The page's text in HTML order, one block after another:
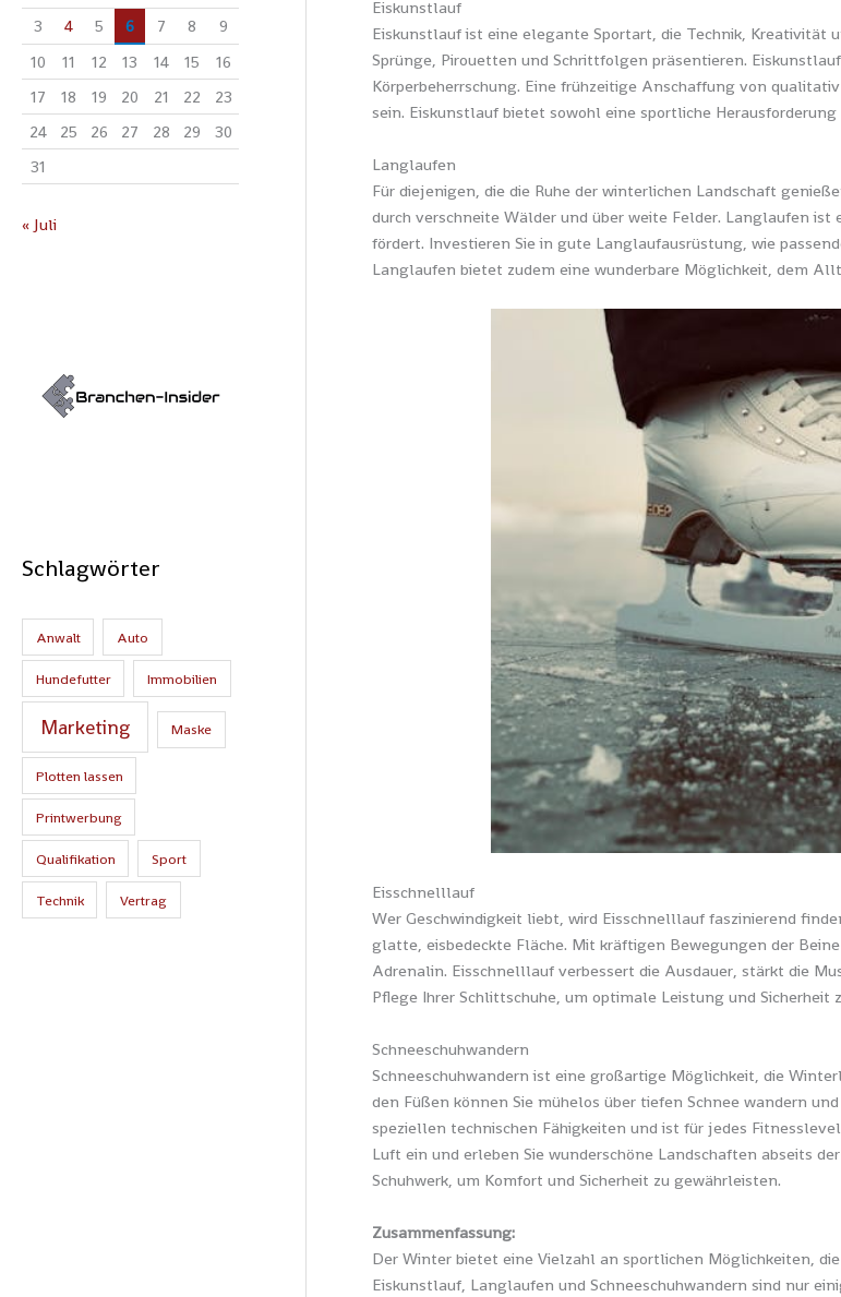
3
4 5 6 7 8
9
10
11 12 13 14 15
16
17
18 19 20 21 22
23
24
25 26 27 28 29
30
31
« Juli
Schlagwörter
Anwalt Auto
Hundefutter Immobilien
Marketing Maske
Plotten lassen
Printwerbung
Qualifikation Sport
Technik Vertrag
Eiskunstlauf
Eiskunstlauf ist eine elegante Sportart, die Technik, Kreativität
Sprünge, Pirouetten und Schrittfolgen präsentieren.
Körperbeherrschung. Eine frühzeitige Anschaffung von
sein. Eiskunstlauf bietet sowohl eine sportliche
Langlaufen
Für diejenigen, die die Ruhe der winterlichen Landschaft
durch verschneite Wälder und über weite Felder. Langlaufen
fördert. Investieren Sie in gute Langlaufausrüstung, wie
Langlaufen bietet zudem eine wunderbare Möglichkeit, dem
Eisschnelllauf
Wer Geschwindigkeit liebt, wird Eisschnelllauf faszinierend
glatte, eisbedeckte Fläche. Mit kräftigen Bewegungen der
Adrenalin. Eisschnelllauf verbessert die Ausdauer, stärkt die
Pflege Ihrer Schlittschuhe, um optimale Leistung und Sicherheit
Schneeschuhwandern
Schneeschuhwandern ist eine großartige Möglichkeit, die
den Füßen können Sie mühelos über tiefen Schnee wandern
speziellen technischen Fähigkeiten und ist für jedes
Luft ein und erleben Sie wunderschöne Landschaften abseits
Schuhwerk, um Komfort und Sicherheit zu gewährleisten.
Zusammenfassung:
Der Winter bietet eine Vielzahl an sportlichen Möglichkeiten,
Eiskunstlauf, Langlaufen und Schneeschuhwandern sind nur